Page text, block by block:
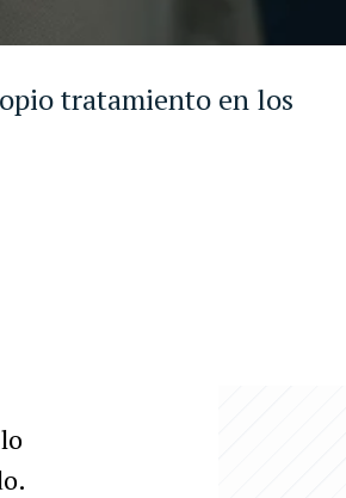
tratamiento en los